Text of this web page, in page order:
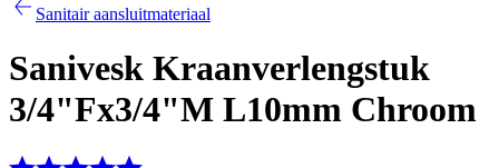
Sanitair aansluitmateriaal
Sanivesk Kraanverlengstuk
3/4"Fx3/4"M L10mm Chroom